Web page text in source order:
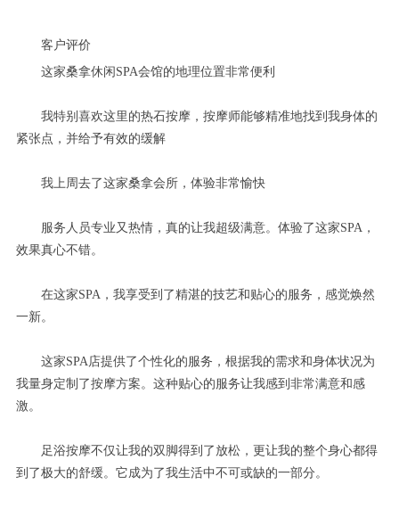
客户评价
这家桑拿休闲SPA会馆的地理位置非常便利
我特别喜欢这里的热石按摩，按摩师能够精准地找到我身体的
紧张点，并给予有效的缓解
我上周去了这家桑拿会所，体验非常愉快
服务人员专业又热情，真的让我超级满意。体验了这家SPA，
效果真心不错。
在这家SPA，我享受到了精湛的技艺和贴心的服务，感觉焕然
一新。
这家SPA店提供了个性化的服务，根据我的需求和身体状况为
我量身定制了按摩方案。这种贴心的服务让我感到非常满意和感
激。
足浴按摩不仅让我的双脚得到了放松，更让我的整个身心都得
到了极大的舒缓。它成为了我生活中不可或缺的一部分。